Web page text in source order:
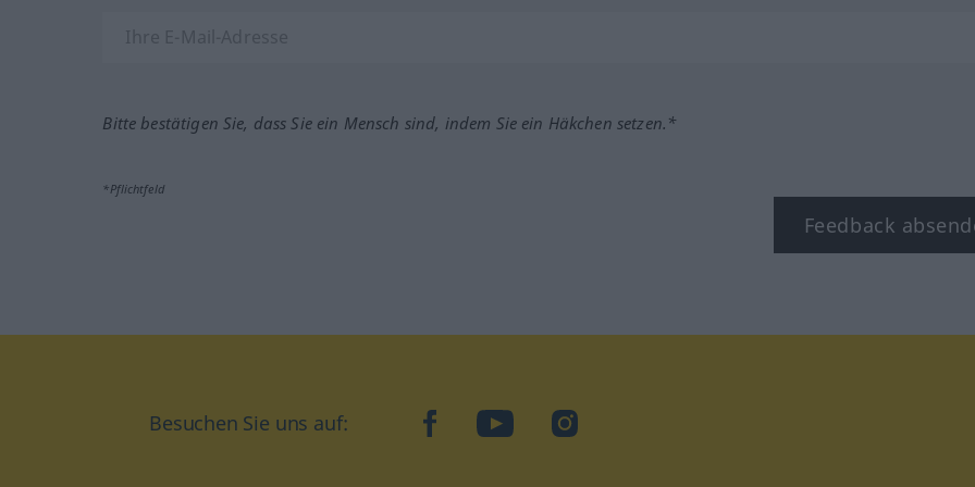
Bitte bestätigen Sie, dass Sie ein Mensch sind, indem Sie ein Häkchen setzen.*
*Pflichtfeld
Feedback
Besuchen Sie uns auf: facebookYouTubeInstagram